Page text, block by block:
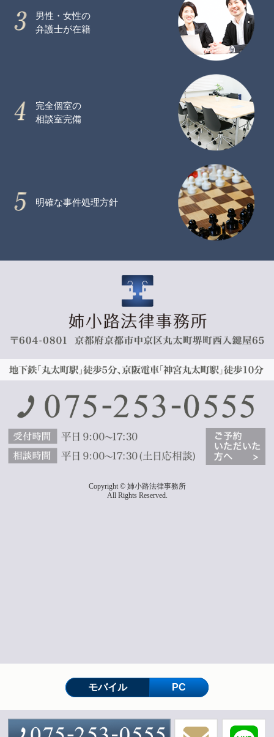
男性・女性の
弁護士が在籍
完全個室の
相談室完備
明確な事件処理方針
Copyright © 姉小路法律事務所
All Rights Reserved.
モバイル PC